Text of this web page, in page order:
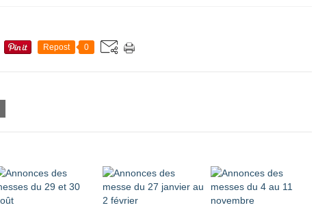
Repost 0